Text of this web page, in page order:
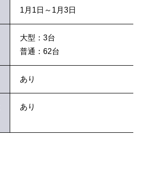
1月1日～1月3日
大型：3台
普通：62台
あり
あり